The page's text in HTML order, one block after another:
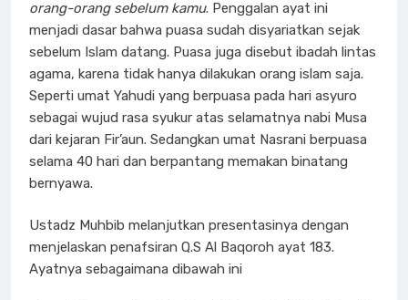
orang-orang sebelum kamu. Penggalan ayat ini
menjadi dasar bahwa puasa sudah disyariatkan sejak
sebelum Islam datang. Puasa juga disebut ibadah lintas
agama, karena tidak hanya dilakukan orang islam saja.
Seperti umat Yahudi yang berpuasa pada hari asyuro
sebagai wujud rasa syukur atas selamatnya nabi Musa
dari kejaran Fir’aun. Sedangkan umat Nasrani berpuasa
selama 40 hari dan berpantang memakan binatang
bernyawa.
Ustadz Muhbib melanjutkan presentasinya dengan
menjelaskan penafsiran Q.S Al Baqoroh ayat 183.
Ayatnya sebagaimana dibawah ini